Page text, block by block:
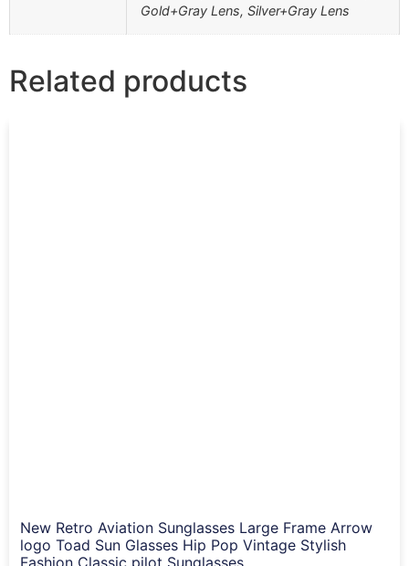
Gold+Gray Lens, Silver+Gray Lens
Related products
New Retro Aviation Sunglasses Large Frame Arrow
logo Toad Sun Glasses Hip Pop Vintage Stylish
Fashion Classic pilot Sunglasses